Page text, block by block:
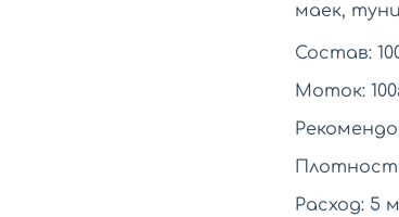
маек,
Состав:
Моток:
Расход: 5